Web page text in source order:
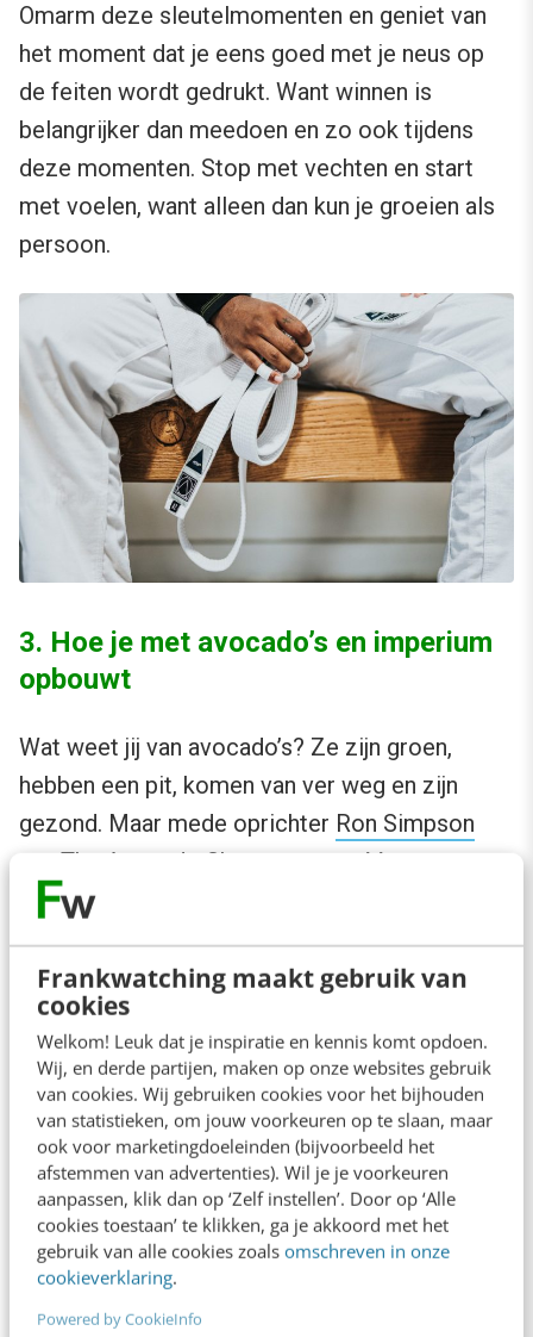
Frankwatching maakt gebruik van
cookies
Welkom! Leuk dat je inspiratie en kennis komt opdoen.
Wij, en derde partijen, maken op onze websites gebruik
van cookies. Wij gebruiken cookies voor het bijhouden
van statistieken, om jouw voorkeuren op te slaan, maar
ook voor marketingdoeleinden (bijvoorbeeld het
afstemmen van advertenties). Wil je je voorkeuren
aanpassen, klik dan op ‘Zelf instellen’. Door op ‘Alle
cookies toestaan’ te klikken, ga je akkoord met het
gebruik van alle cookies zoals omschreven in onze
cookieverklaring.
Powered by CookieInfo
Omarm deze sleutelmomenten en geniet van
het moment dat je eens goed met je neus op
de feiten wordt gedrukt. Want winnen is
belangrijker dan meedoen en zo ook tijdens
deze momenten. Stop met vechten en start
met voelen, want alleen dan kun je groeien als
persoon.
3. Hoe je met avocado’s en imperium
opbouwt
Wat weet jij van avocado’s? Ze zijn groen,
hebben een pit, komen van ver weg en zijn
gezond. Maar mede oprichter Ron Simpson
van The Avocado Show zag nog één
belangrijke eigenschap: iedereen vindt het
lekker! En dus is er markt. Dus valt er een merk
voor te ontwikkelen. En zo stampte hij samen
met Julien Zaal een restaurant uit de grond.
Social media was hun middel. Alles was
instagrammable. Liken, sharen, taggen,
reposten,you name it. Voordat ze überhaupt
een horecazaak hadden ingericht, hadden ze al
honderdduizend fans. Een uitgekristalliseerde
strategie was er niet.
werkwijze. Hoe vaak horen we niet dat